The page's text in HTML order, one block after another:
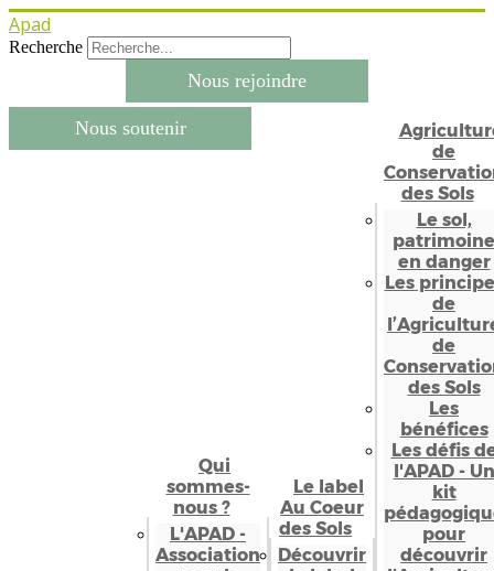
Apad
Recherche
Nous rejoindre
Nous soutenir
Qui
sommes-
nous ?
L'APAD -
Association
Le label
Au Coeur
des Sols
Découvrir
de
des Sols
Le sol,
patrimoine
en danger
Les
de
de
des Sols
Les
bénéfices
Les défis
l'APAD - Un
kit
pour
découvrir